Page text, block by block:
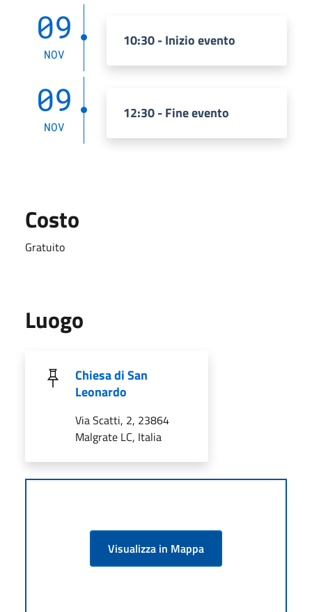
09
NOV
10:30 - Inizio evento
09
NOV
12:30 - Fine evento
Costo
Gratuito
Luogo
Chiesa di San
Leonardo
Via Scatti, 2, 23864
Malgrate LC, Italia
Visualizza in Mappa